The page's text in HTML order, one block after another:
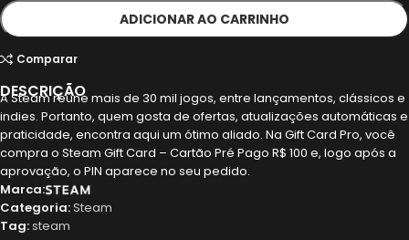
ADICIONAR AO CARRINHO
Comparar
DESCRIÇÃO
A Steam reúne mais de 30 mil jogos, entre lançamentos, clássicos e
indies. Portanto, quem gosta de ofertas, atualizações automáticas e
praticidade, encontra aqui um ótimo aliado. Na Gift Card Pro, você
compra o Steam Gift Card – Cartão Pré Pago R$ 100 e, logo após a
aprovação, o PIN aparece no seu pedido.
Marca:
Categoria:Steam
Tag:steam